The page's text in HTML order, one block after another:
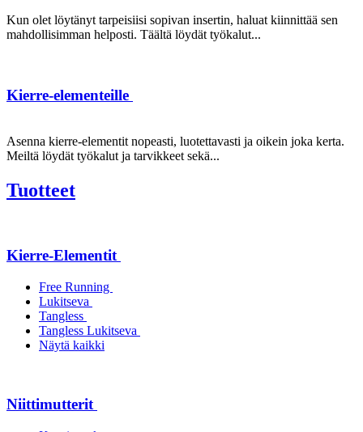
Kun olet löytänyt tarpeisiisi sopivan insertin, haluat kiinnittää sen
mahdollisimman helposti. Täältä löydät työkalut...
Kierre-elementeille
Asenna kierre-elementit nopeasti, luotettavasti ja oikein joka kerta.
Meiltä löydät työkalut ja tarvikkeet sekä...
Tuotteet
Kierre-Elementit
Free Running
Lukitseva
Tangless
Tangless Lukitseva
Näytä kaikki
Niittimutterit